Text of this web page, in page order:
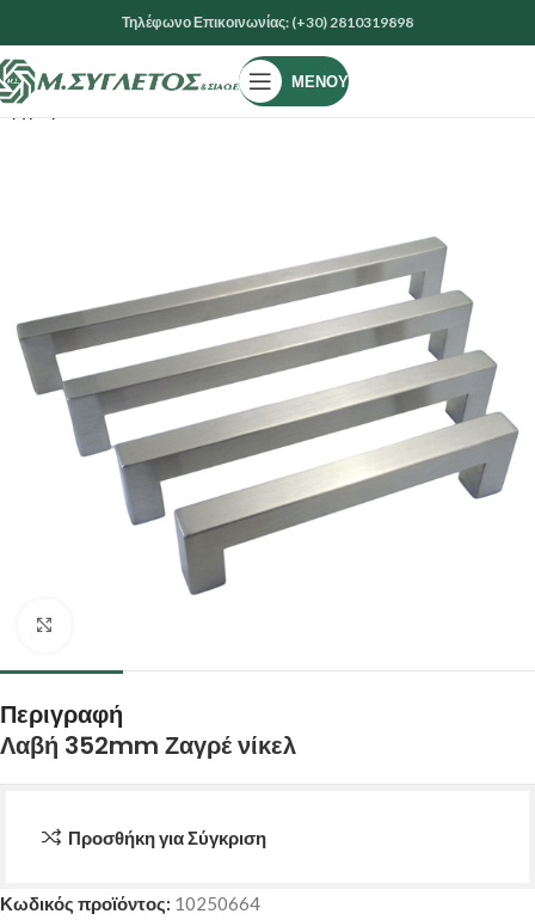
Τηλέφωνο Επικοινωνίας: (+30) 2810319898
ΜΕΝΟΎ
Αρχική σελίδα ΕΙΔΗ ΚΙΓΚΑΛΕΡΙΑΣ ΧΕΡΟΥΛΙΑ & ΠΟΜΟΛΑ
Περιγραφή
Λαβή 352mm Ζαγρέ νίκελ
Προσθήκη για Σύγκριση
Κωδικός προϊόντος: 10250664